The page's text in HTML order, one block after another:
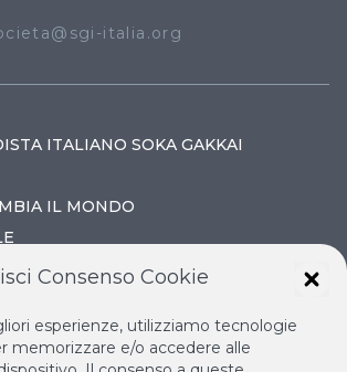
italia.org
ITALIANO SOKA GAKKAI
IL MONDO
Consenso Cookie
esperienze, utilizziamo tecnologie
memorizzare e/o accedere alle